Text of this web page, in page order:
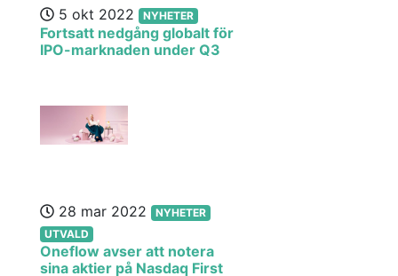
5 okt 2022 NYHETER
Fortsatt nedgång globalt för
IPO-marknaden under Q3
28 mar 2022
NYHETER
UTVALD
Oneflow avser att notera
sina aktier på Nasdaq First